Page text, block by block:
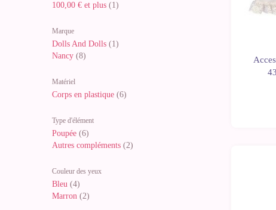
100,00 € et plus (1)
Marque
Dolls And Dolls (1)
Nancy (8)
Matériel
Corps en plastique (6)
Type d'élément
Poupée (6)
Autres compléments (2)
Couleur des yeux
Bleu (4)
Marron (2)